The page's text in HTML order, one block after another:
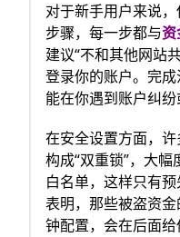
对于新手用户来说
步骤，每一步都与资
建议“不和其他网站
登录你的账户。完
能在你遇到账户纠纷
在安全设置方面，
构成“双重锁”，大
白名单，这样只有
表明，那些被盗资
钟配置，会在后面给